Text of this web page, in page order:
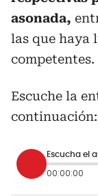
asonada,
las que haya
competentes.
Escuche la
continuación:
Escucha el
00:00:00